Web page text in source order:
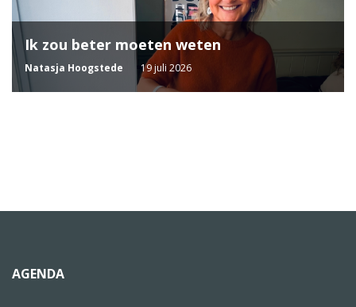
Ik zou beter moeten weten
Natasja Hoogstede 19 juli 2026
AGENDA